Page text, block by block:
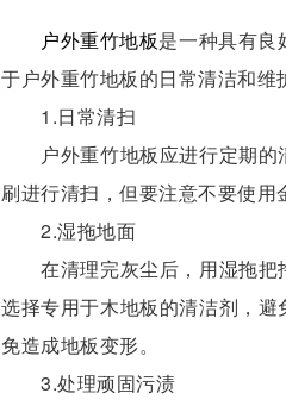
户外重竹地板是一种具有良
于户外重竹地板的日常清洁和维
1.日常清扫
户外重竹地板应进行定期的
刷进行清扫，但要注意不要使用
2.湿拖地面
在清理完灰尘后，用湿拖把
选择专用于木地板的清洁剂，
免造成地板变形。
3.处理顽固污渍